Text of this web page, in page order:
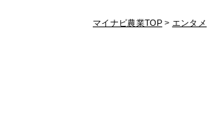
マイナビ農業TOP> エンタメ